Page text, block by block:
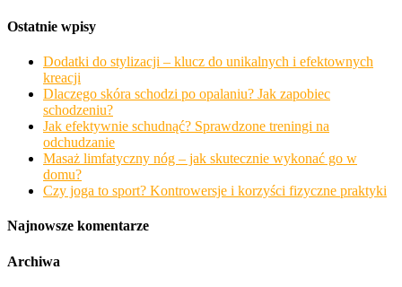
Ostatnie wpisy
Dodatki do stylizacji – klucz do unikalnych i efektownych
kreacji
Dlaczego skóra schodzi po opalaniu? Jak zapobiec
schodzeniu?
Jak efektywnie schudnąć? Sprawdzone treningi na
odchudzanie
Masaż limfatyczny nóg – jak skutecznie wykonać go w
domu?
Czy joga to sport? Kontrowersje i korzyści fizyczne praktyki
Najnowsze komentarze
Archiwa